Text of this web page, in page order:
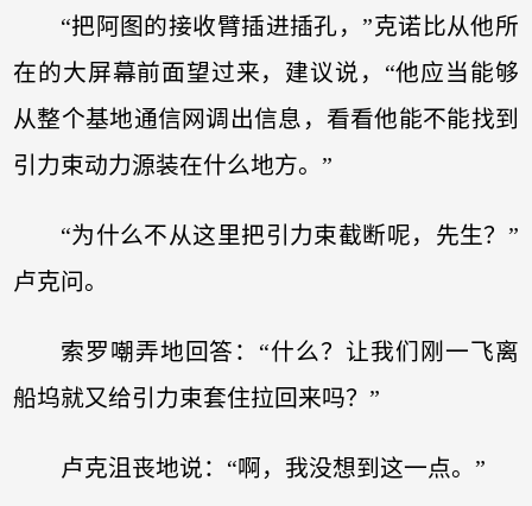
“把阿图的接收臂插进插孔，”克诺比从他所
在的大屏幕前面望过来，建议说，“他应当能够
从整个基地通信网调出信息，看看他能不能找到
引力束动力源装在什么地方。”
“为什么不从这里把引力束截断呢，先生？”
卢克问。
索罗嘲弄地回答：“什么？让我们刚一飞离
船坞就又给引力束套住拉回来吗？”
卢克沮丧地说：“啊，我没想到这一点。”